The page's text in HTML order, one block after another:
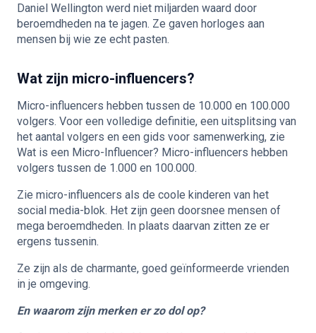
Daniel Wellington werd niet miljarden waard door
beroemdheden na te jagen. Ze gaven horloges aan
mensen bij wie ze echt pasten.
Wat zijn micro-influencers?
Micro-influencers hebben tussen de 10.000 en 100.000
volgers. Voor een volledige definitie, een uitsplitsing van
het aantal volgers en een gids voor samenwerking, zie
Wat is een Micro-Influencer? Micro-influencers hebben
volgers tussen de 1.000 en 100.000.
Zie micro-influencers als de coole kinderen van het
social media-blok. Het zijn geen doorsnee mensen of
mega beroemdheden. In plaats daarvan zitten ze er
ergens tussenin.
Ze zijn als de charmante, goed geïnformeerde vrienden
in je omgeving.
En waarom zijn merken er zo dol op?